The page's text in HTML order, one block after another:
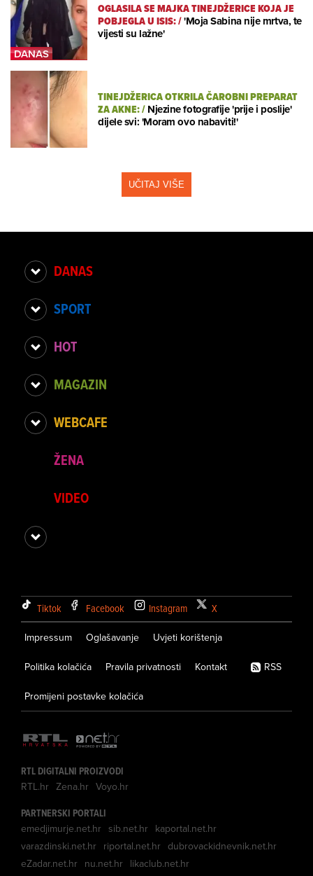
OGLASILA SE MAJKA TINEJDŽERICE KOJA JE
POBJEGLA U ISIS:/'Moja Sabina nije mrtva, te
vijesti su lažne'
TINEJDŽERICA OTKRILA ČAROBNI PREPARAT
ZA AKNE:/Njezine fotografije 'prije i poslije'
dijele svi: 'Moram ovo nabaviti!'
UČITAJ VIŠE
DANAS
SPORT
HOT
MAGAZIN
WEBCAFE
ŽENA
VIDEO
Tiktok Facebook Instagram X
Impressum Oglašavanje Uvjeti korištenja
Politika kolačića Pravila privatnosti Kontakt
Promijeni postavke kolačića
RSS
RTL DIGITALNI PROIZVODI
RTL.hr Zena.hr Voyo.hr
PARTNERSKI PORTALI
emedjimurje.net.hr sib.net.hr kaportal.net.hr
varazdinski.net.hr riportal.net.hr dubrovackidnevnik.net.hr
eZadar.net.hr nu.net.hr likaclub.net.hr